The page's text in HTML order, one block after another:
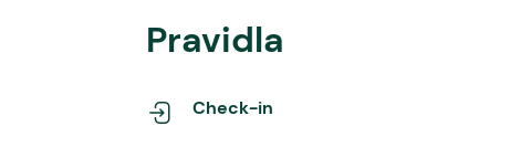
Pravidla
Check-in